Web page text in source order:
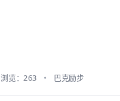
浏览：263 巴克励步